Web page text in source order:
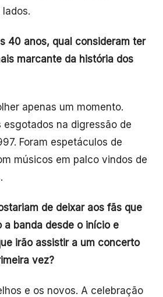
40 anos, qual consideram ter
marcante da história dos
apenas um momento.
esgotados na digressão de
Foram espetáculos de
músicos em palco vindos de
de deixar aos fãs que
a banda desde o início e
irão assistir a um concerto
vez?
e os novos. A celebração